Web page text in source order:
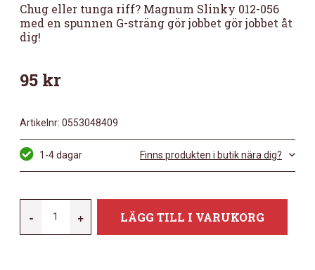
Chug eller tunga riff? Magnum Slinky 012-056
med en spunnen G-sträng gör jobbet gör jobbet åt
dig!
95 kr
Artikelnr: 0553048409
1-4 dagar Finns produkten i butik nära dig?
- + LÄGG TILL I VARUKORG